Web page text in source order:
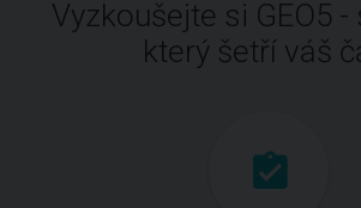
Vyzkoušejte si GEO5
který šetří váš